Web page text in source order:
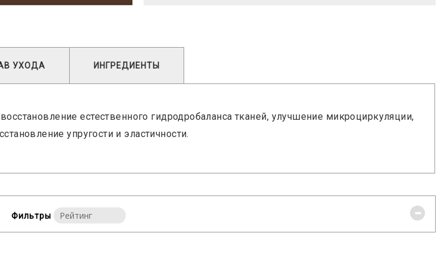
УХОДА ИНГРЕДИЕНТЫ
естественного гидродробаланса тканей, улучшение микроциркуляции,
упругости и эластичности.
Фильтры